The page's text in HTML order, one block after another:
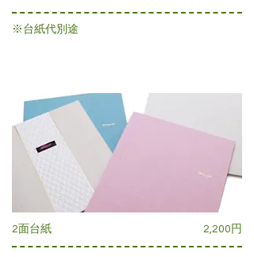
※台紙代別途
2面台紙 2,200円